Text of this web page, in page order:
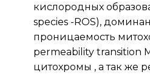
кислородных
species -ROS),
проницаемость
permeability transition
цитохромы , а так же